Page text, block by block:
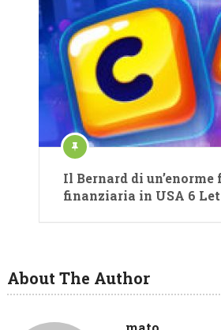
Il Bernard di un’enorme
finanziaria in USA 6
About The Author